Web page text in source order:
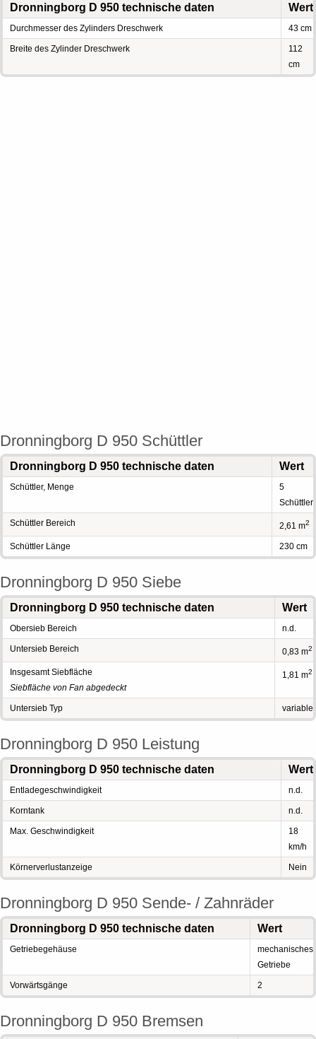
Dronningborg D 950 technische daten Wert
Durchmesser des Zylinders Dreschwerk 43 cm
Breite des Zylinder Dreschwerk
112
cm
Dronningborg D 950 Schüttler
Dronningborg D 950 technische daten Wert
Schüttler, Menge
5
Schüttler
Schüttler Bereich 2,61 m2
Schüttler Länge 230 cm
Dronningborg D 950 Siebe
Dronningborg D 950 technische daten Wert
Obersieb Bereich n.d.
Untersieb Bereich 0,83 m2
Insgesamt Siebfläche
Siebfläche von Fan abgedeckt
1,81 m2
Untersieb Typ variable
Dronningborg D 950 Leistung
Dronningborg D 950 technische daten Wert
Entladegeschwindigkeit n.d.
Korntank n.d.
Max. Geschwindigkeit
18
km/h
Körnerverlustanzeige Nein
Dronningborg D 950 Sende- / Zahnräder
Dronningborg D 950 technische daten Wert
Getriebegehäuse
mechanisches
Getriebe
Vorwärtsgänge 2
Dronningborg D 950 Bremsen